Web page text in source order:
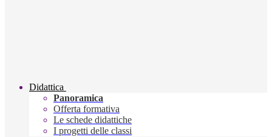
Didattica
Panoramica
Offerta formativa
Le schede didattiche
I progetti delle classi